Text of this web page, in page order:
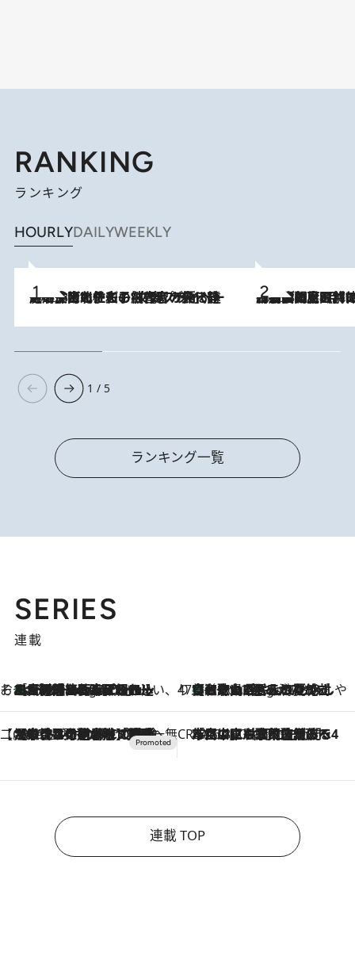
RANKING
ランキング
HOURLYDAILYWEEKLY
2026.8.3
《「文士の子ども被害者の会」発足！》阿川佐和子（72）が語る遠藤周作に北杜夫、劇作家・矢代静一の子どもたちの“文豪プライベート事件簿” 2026.8.8
「最後に見られてよかった」上野動物園の東園パンダ舎が解体前に特別公開。8月16日まで延長されたパネル展と共に辿る“半世紀”のパンダ飼育《解体工事の図面あり》
1 / 5
ランキング一覧
SERIES
連載
そおだよおこの関西おいしい、おやつ紀行3 Hours Ago
［大阪府箕面市］一皿一皿目の前で仕上げられる、料理を巧みに組み込んだアシェットデセールコース「ミチル アシェット デセール（Michiru assiette dessert）」 47都道府県の手みやげ ひんやりスイーツで夏を満喫
3 Hours Ago
【和歌山県】この夏絶対食べたい 冷やしておいしいおやつ3選 みかんがごろっと丸ごと入ったジュレ
【CREA×星野リゾート】唯一無二。癒しと発見が待つ場所へ
2026.8.7
【トンボの足水浴】ヒノキの香りに包まれて涼感マックス！約13℃の湧水かけ流しを避暑地「星野温泉 トンボの湯」で体験 CREA'S CHOICE
2026.8.7
「立川にも歌舞伎があるんだよ」 片岡仁左衛門・市川中車ら豪華座組みで4年目の立川立飛歌舞伎へ
連載 TOP